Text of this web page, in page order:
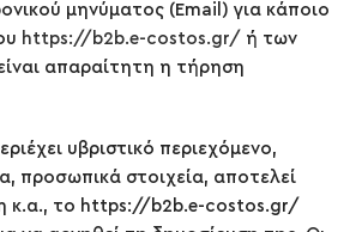
μηνύματος (Email) για κάποιο
https://b2b.e-costos.gr/ ή των
απαραίτητη η τήρηση
υβριστικό περιεχόμενο,
προσωπικά στοιχεία, αποτελεί
κ.α., το https://b2b.e-costos.gr/